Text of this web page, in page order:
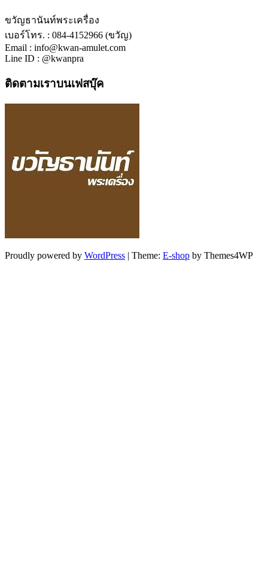
ขวัญธานันท์พระเครื่อง
เบอร์โทร. : 084-4152966 (ขวัญ)
Email : info@kwan-amulet.com
Line ID : @kwanpra
ติดตามเราบนเฟสบุ๊ค
Proudly powered by WordPress | Theme: E-shop by Themes4WP